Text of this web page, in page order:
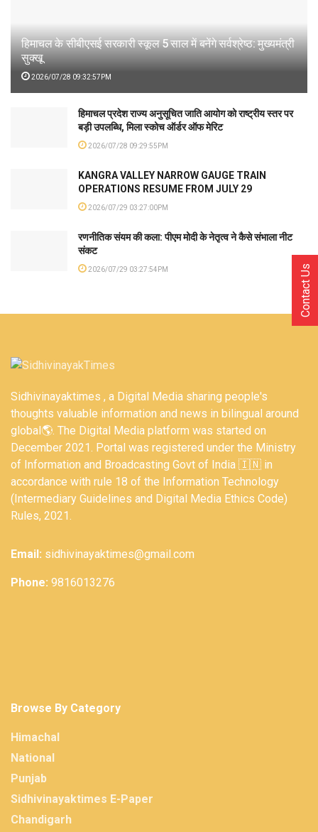
हिमाचल के सीबीएसई सरकारी स्कूल 5 साल में बनेंगे सर्वश्रेष्ठ: मुख्यमंत्री
सुक्खू
2026/07/28 09:32:57PM
हिमाचल प्रदेश राज्य अनुसूचित जाति आयोग को राष्ट्रीय स्तर पर
बड़ी उपलब्धि, मिला स्कोच ऑर्डर ऑफ मेरिट
2026/07/28 09:29:55PM
KANGRA VALLEY NARROW GAUGE TRAIN
OPERATIONS RESUME FROM JULY 29
2026/07/29 03:27:00PM
रणनीतिक संयम की कला: पीएम मोदी के नेतृत्व ने कैसे संभाला नीट
संकट
2026/07/29 03:27:54PM
Sidhivinayaktimes , a Digital Media sharing people's
thoughts valuable information and news in bilingual around
global🌎. The Digital Media platform was started on
December 2021. Portal was registered under the Ministry
of Information and Broadcasting Govt of India 🇮🇳 in
accordance with rule 18 of the Information Technology
(Intermediary Guidelines and Digital Media Ethics Code)
Rules, 2021.
Email: sidhivinayaktimes@gmail.com
Phone: 9816013276
Browse By Category
Himachal
National
Punjab
Sidhivinayaktimes E-Paper
Chandigarh
Contact Us